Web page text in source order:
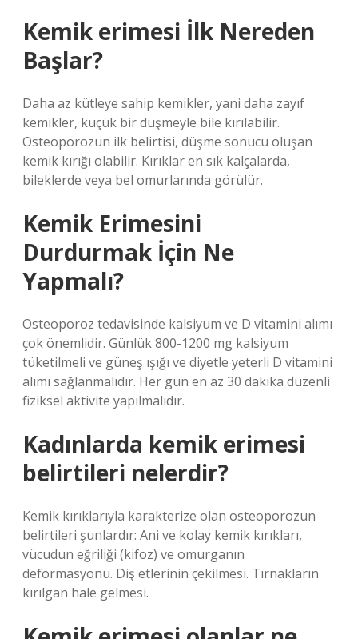
Kemik erimesi İlk Nereden
Başlar?
Daha az kütleye sahip kemikler, yani daha zayıf
kemikler, küçük bir düşmeyle bile kırılabilir.
Osteoporozun ilk belirtisi, düşme sonucu oluşan
kemik kırığı olabilir. Kırıklar en sık kalçalarda,
bileklerde veya bel omurlarında görülür.
Kemik Erimesini
Durdurmak İçin Ne
Yapmalı?
Osteoporoz tedavisinde kalsiyum ve D vitamini alımı
çok önemlidir. Günlük 800-1200 mg kalsiyum
tüketilmeli ve güneş ışığı ve diyetle yeterli D vitamini
alımı sağlanmalıdır. Her gün en az 30 dakika düzenli
fiziksel aktivite yapılmalıdır.
Kadınlarda kemik erimesi
belirtileri nelerdir?
Kemik kırıklarıyla karakterize olan osteoporozun
belirtileri şunlardır: Ani ve kolay kemik kırıkları,
vücudun eğriliği (kifoz) ve omurganın
deformasyonu. Diş etlerinin çekilmesi. Tırnakların
kırılgan hale gelmesi.